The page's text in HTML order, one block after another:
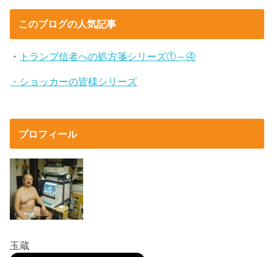
このブログの人気記事
・ トランプ信者への処方箋シリーズ①～④
・ショッカーの皆様シリーズ
プロフィール
玉蔵